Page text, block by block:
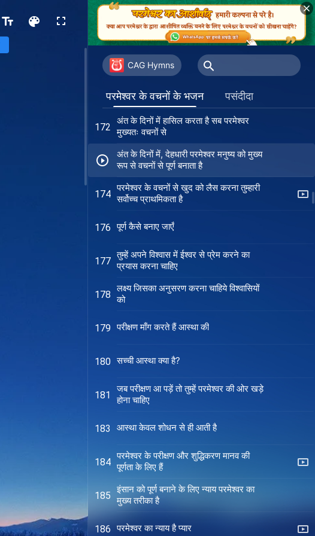
CAG Hymns
परमेश्वर के वचनों के भजन पसंदीदा
168 परमेश्वर के वचनों की महत्ता
169
परमेश्वर को बेहतर जान सकते हैं लोग वचनों के
कार्य के ज़रिये
170 जीवन की वास्तविकता के रूप में स्वीकार करना
172
अंत के दिनों में हासिल करता है सब परमेश्वर
मुख्यतः वचनों से
अंत के दिनों में, देहधारी परमेश्‍वर मनुष्य को मुख्य
रूप से वचनों से पूर्ण बनाता है
174
परमेश्वर के वचनों से खुद को लैस करना तुम्हारी
सर्वोच्च प्राथमिकता है
176 पूर्ण कैसे बनाए जाएँ
177
तुम्हें अपने विश्वास में ईश्वर से प्रेम करने का
प्रयास करना चाहिए
178
लक्ष्य जिसका अनुसरण करना चाहिये विश्वासियों
को
179 परीक्षण माँग करते हैं आस्था की
180 सच्ची आस्था क्या है?
181
जब परीक्षण आ पड़ें तो तुम्हें परमेश्वर की ओर खड़े
होना चाहिए
183 आस्था केवल शोधन से ही आती है
184
परमेश्वर के परीक्षण और शुद्धिकरण मानव की
पूर्णता के लिए हैं
185
इंसान को पूर्ण बनाने के लिए न्याय परमेश्वर का
मुख्य तरीका है
186 परमेश्वर का न्याय है प्यार